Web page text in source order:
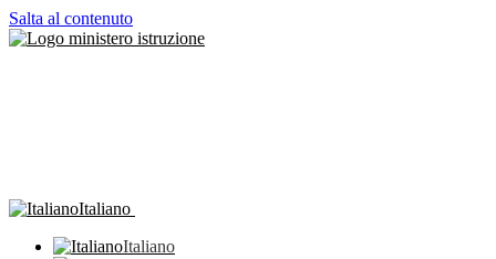
Salta al contenuto
Italiano
Italiano